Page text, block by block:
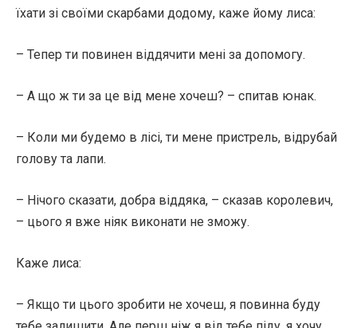
їхати зі своїми скарбами додому, каже йому лиса:
– Тепер ти повинен віддячити мені за допомогу.
– А що ж ти за це від мене хочеш? – спитав юнак.
– Коли ми будемо в лісі, ти мене пристрель, відрубай
голову та лапи.
– Нічого сказати, добра віддяка, – сказав королевич,
– цього я вже ніяк виконати не зможу.
Каже лиса:
– Якщо ти цього зробити не хочеш, я повинна буду